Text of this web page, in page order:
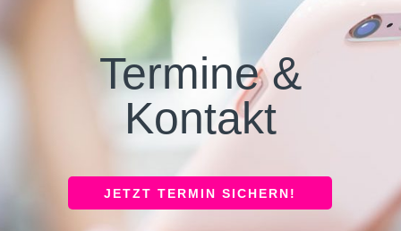
Termine &
Kontakt
JETZT TERMIN SICHERN!